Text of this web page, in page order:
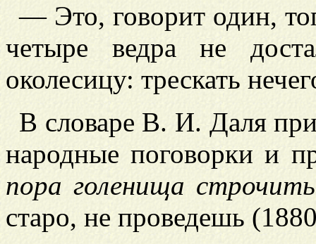
— Это, говорит один,
четыре ведра не
околесицу: трескать
В словаре В. И. Даля
народные поговорки и
пора голенища строчить
старо, не проведешь